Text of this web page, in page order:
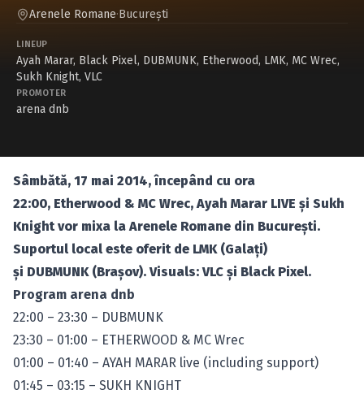
Arenele Romane·Bucureşti
LINEUP
Ayah Marar, Black Pixel, DUBMUNK, Etherwood, LMK, MC Wrec,
Sukh Knight, VLC
PROMOTER
arena dnb
Sâmbătă, 17 mai 2014, începând cu ora
22:00, Etherwood & MC Wrec, Ayah Marar LIVE şi Sukh
Knight vor mixa la Arenele Romane din Bucureşti.
Suportul local este oferit de LMK (Galaţi)
şi DUBMUNK (Braşov). Visuals: VLC şi Black Pixel.
Program arena dnb
22:00 – 23:30 – DUBMUNK
23:30 – 01:00 – ETHERWOOD & MC Wrec
01:00 – 01:40 – AYAH MARAR live (including support)
01:45 – 03:15 – SUKH KNIGHT